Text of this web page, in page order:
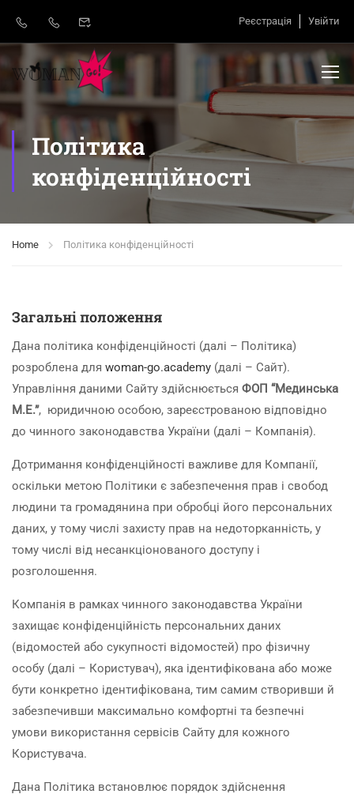
Реєстрація Увійти
Політика
конфіденційності
Home Політика конфіденційності
Загальні положення
Дана політика конфіденційності (далі – Політика)
розроблена для woman-go.academy (далі – Сайт).
Управління даними Сайту здійснюється ФОП “Мединська
М.Е.”, юридичною особою, зареєстрованою відповідно
до чинного законодавства України (далі – Компанія).
Дотримання конфіденційності важливе для Компанії,
оскільки метою Політики є забезпечення прав і свобод
людини та громадянина при обробці його персональних
даних, у тому числі захисту прав на недоторканність, у
тому числі від несанкціонованого доступу і
розголошення.
Компанія в рамках чинного законодавства України
захищає конфіденційність персональних даних
(відомостей або сукупності відомостей) про фізичну
особу (далі – Користувач), яка ідентифікована або може
бути конкретно ідентифікована, тим самим створивши й
забезпечивши максимально комфортні та безпечні
умови використання сервісів Сайту для кожного
Користувача.
Дана Політика встановлює порядок здійснення